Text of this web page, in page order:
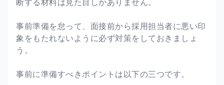
事前準備を怠って、面接前から採用担当者に悪い印
象をもたれないように必ず対策をしておきましょ
う。
事前に準備すべきポイントは以下の三つです。